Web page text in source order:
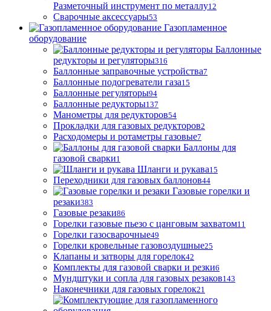
Разметочный инструмент по металлу12
Сварочные аксессуары53
Газопламенное
оборудование
Баллонные
редукторы и регуляторы316
Баллонные заправочные устройства7
Баллонные подогреватели газа15
Баллонные регуляторы94
Баллонные редукторы137
Манометры для редукторов54
Прокладки для газовых редукторов2
Расходомеры и ротаметры газовые7
Баллоны для
газовой сварки1
Шланги и рукава15
Переходники для газовых баллонов44
Газовые горелки и
резаки383
Газовые резаки86
Горелки газовые пьезо с цанговым захватом11
Горелки газосварочные49
Горелки кровельные газовоздушные25
Клапаны и затворы для горелок42
Комплекты для газовой сварки и резки6
Мундштуки и сопла для газовых резаков143
Наконечники для газовых горелок21